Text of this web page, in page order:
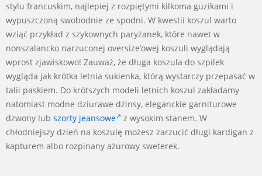
stylu francuskim, najlepiej z rozpiętymi kilkoma guzikami i
wypuszczoną swobodnie ze spodni. W kwestii koszul warto
wziąć przykład z szykownych paryżanek, które nawet w
nonszalancko narzuconej oversize’owej koszuli wyglądają
wprost zjawiskowo! Zauważ, że długa koszula do szpilek
wygląda jak krótka letnia sukienka, którą wystarczy przepasać w
talii paskiem. Do krótszych modeli letnich koszul zakładamy
natomiast modne dziurawe dżinsy, eleganckie garniturowe
dzwony lub szorty jeansowe
z wysokim stanem. W
chłodniejszy dzień na koszulę możesz zarzucić długi kardigan z
kapturem albo rozpinany ażurowy sweterek.